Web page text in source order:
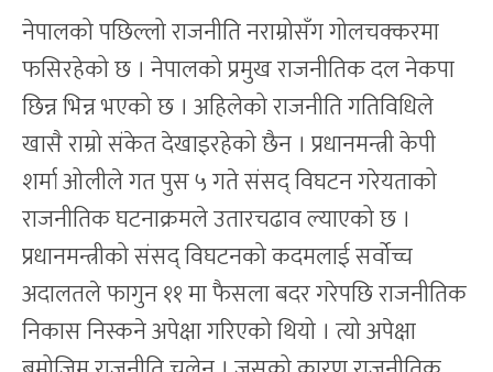
नेपालको पछिल्लो राजनीति नराम्रोसँग गोलचक्करमा
फसिरहेको छ । नेपालको प्रमुख राजनीतिक दल नेकपा
छिन्न भिन्न भएको छ । अहिलेको राजनीति गतिविधिले
खासै राम्रो संकेत देखाइरहेको छैन । प्रधानमन्त्री केपी
शर्मा ओलीले गत पुस ५ गते संसद् विघटन गरेयताको
राजनीतिक घटनाक्रमले उतारचढाव ल्याएको छ ।
प्रधानमन्त्रीको संसद् विघटनको कदमलाई सर्वोच्च
अदालतले फागुन ११ मा फैसला बदर गरेपछि राजनीतिक
निकास निस्कने अपेक्षा गरिएको थियो । त्यो अपेक्षा